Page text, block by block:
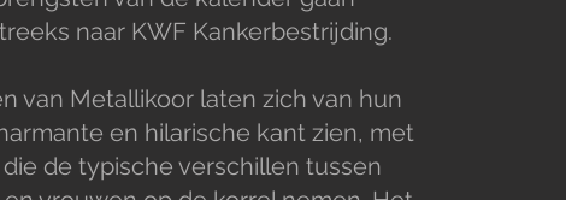
naar KWF Kankerbestrijding.
van Metallikoor laten zich van hun
en hilarische kant zien, met
die de typische verschillen tussen